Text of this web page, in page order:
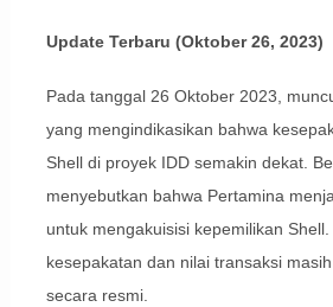
Update Terbaru (Oktober 26, 2023)
Pada tanggal 26 Oktober 2023,
yang mengindikasikan bahwa
Shell di proyek IDD semakin dekat.
menyebutkan bahwa Pertamina
untuk mengakuisisi kepemilikan
kesepakatan dan nilai transaksi
secara resmi.